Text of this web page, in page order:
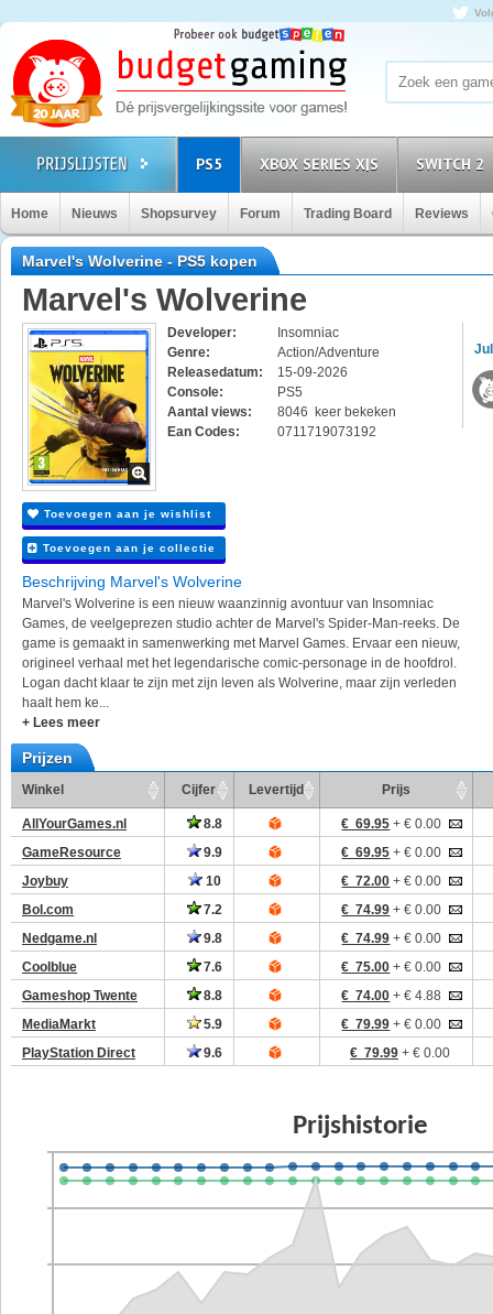
PS5 XBOX SERIES X|S SWITCH 2
Home Nieuws Shopsurvey Forum Trading Board Reviews
Marvel's Wolverine - PS5 kopen
Marvel's Wolverine
Developer:
Insomniac
Genre:
Action/Adventure
Releasedatum:
15-09-2026
Console:
PS5
Aantal views:
8046 keer bekeken
Ean Codes:
0711719073192
Toevoegen aan je wishlist
Toevoegen aan je collectie
Beschrijving Marvel's Wolverine
Marvel's Wolverine is een nieuw waanzinnig avontuur van Insomniac
Games, de veelgeprezen studio achter de Marvel's Spider-Man-reeks. De
game is gemaakt in samenwerking met Marvel Games. Ervaar een nieuw,
origineel verhaal met het legendarische comic-personage in de hoofdrol.
Logan dacht klaar te zijn met zijn leven als Wolverine, maar zijn verleden
haalt hem ke...
+ Lees meer
Prijzen
Winkel Cijfer Levertijd Prijs
AllYourGames.nl 8.8 € 69.95 + € 0.00
GameResource
9.9 € 69.95 + € 0.00
Joybuy
10 € 72.00 + € 0.00
Bol.com
7.2 € 74.99 + € 0.00
Nedgame.nl
9.8 € 74.99 + € 0.00
Coolblue
7.6 € 75.00 + € 0.00
Gameshop Twente
8.8 € 74.00 + € 4.88
MediaMarkt
5.9 € 79.99 + € 0.00
PlayStation Direct
9.6 € 79.99 + € 0.00